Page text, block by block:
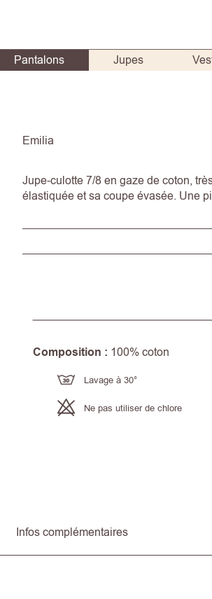
Pantalons Jupes
Emilia
Jupe-culotte 7/8 en gaze de coton,
élastiquée et sa coupe évasée. Une
Composition : 100% coton
Lavage à 30°
Ne pas utiliser de chlore
Infos complémentaires